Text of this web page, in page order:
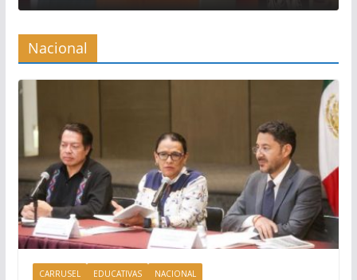
Nacional
CARRUSEL EDUCATIVAS NACIONAL